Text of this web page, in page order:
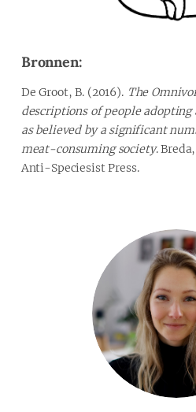
Bronnen:
De Groot, B. (2016). The
descriptions of people
as believed by a significant
meat-consuming society.
Anti-Speciesist Press.